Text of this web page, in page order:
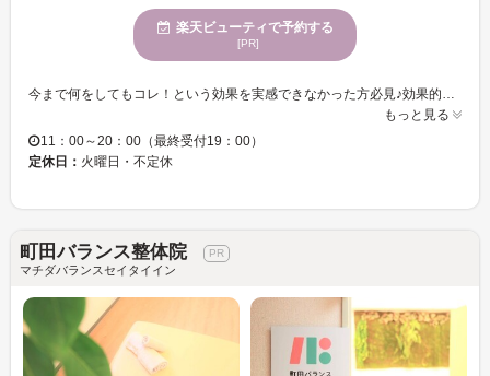
楽天ビューティで予約する
[PR]
今まで何をしてもコレ！という効果を実感できなかった方必見♪効果的なトレーニング方法を丁寧に指導致します。経験豊富なスタッフが無理なく継続できる食事方法や楽しく出来るエクササイズなどをご提案☆お客様の目標をお聞かせください♪≪ダイエットをして健康的な身体になりたい！≫ ≪体力低下が気になる！≫などといったお悩みがある方もご一緒に体を改善しましょう！！「活き活きとした毎日を送りたい！」をサポートします★ご一緒にお客様に合ったボディケアで健康的なカラダを目指しましょう♪ ダイエットで効果を得たい方や身体作りのことなら＜パーソナルトレーニングジム Brain＞へお任せ下さい♪一人でのトレーニングでは全然続かなかった方！ぜひこの機会にお試し下さい♪ お客様のご来店を心よりお待ちしております♪
もっと見る
11：00～20：00（最終受付19：00）
定休日： 火曜日・不定休
町田バランス整体院
マチダバランスセイタイイン